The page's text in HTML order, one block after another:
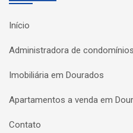
Início
Administradora de
Imobiliária em Dourados
Apartamentos a venda em
Contato